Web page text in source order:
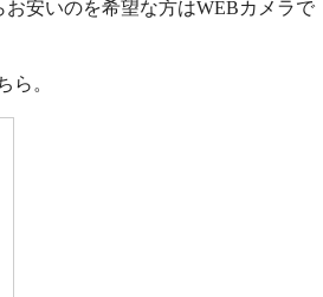
安いのを希望な方はWEBカメラで
ら。